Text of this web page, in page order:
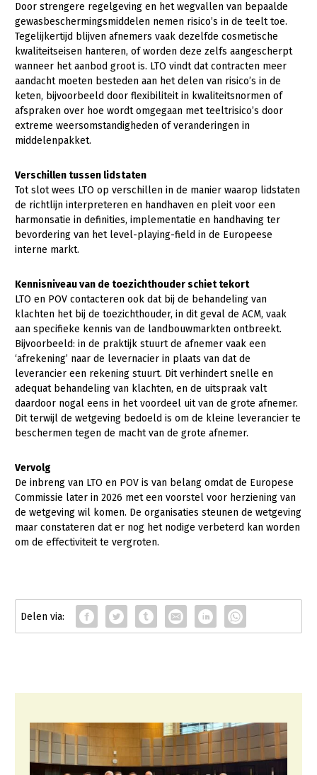
Contact
Door strengere regelgeving en het wegvallen van bepaalde
gewasbeschermingsmiddelen nemen risico’s in de teelt toe.
Tegelijkertijd blijven afnemers vaak dezelfde cosmetische
kwaliteitseisen hanteren, of worden deze zelfs aangescherpt
wanneer het aanbod groot is. LTO vindt dat contracten meer
aandacht moeten besteden aan het delen van risico’s in de
keten, bijvoorbeeld door flexibiliteit in kwaliteitsnormen of
afspraken over hoe wordt omgegaan met teeltrisico’s door
extreme weersomstandigheden of veranderingen in
middelenpakket.
Verschillen tussen lidstaten
Tot slot wees LTO op verschillen in de manier waarop lidstaten
de richtlijn interpreteren en handhaven en pleit voor een
harmonsatie in definities, implementatie en handhaving ter
bevordering van het level-playing-field in de Europeese
interne markt.
Kennisniveau van de toezichthouder schiet tekort
LTO en POV contacteren ook dat bij de behandeling van
klachten het bij de toezichthouder, in dit geval de ACM, vaak
aan specifieke kennis van de landbouwmarkten ontbreekt.
Bijvoorbeeld: in de praktijk stuurt de afnemer vaak een
‘afrekening’ naar de levernacier in plaats van dat de
leverancier een rekening stuurt. Dit verhindert snelle en
adequat behandeling van klachten, en de uitspraak valt
daardoor nogal eens in het voordeel uit van de grote afnemer.
Dit terwijl de wetgeving bedoeld is om de kleine leverancier te
beschermen tegen de macht van de grote afnemer.
Vervolg
De inbreng van LTO en POV is van belang omdat de Europese
Commissie later in 2026 met een voorstel voor herziening van
de wetgeving wil komen. De organisaties steunen de wetgeving
maar constateren dat er nog het nodige verbeterd kan worden
om de effectiviteit te vergroten.